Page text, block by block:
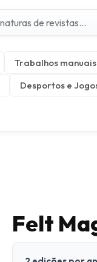
Trabalhos manuais
Desportos e
Felt